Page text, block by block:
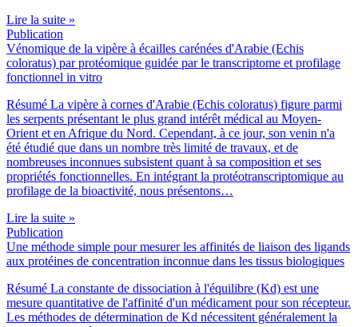
Lire la suite »
Publication
Vénomique de la vipère à écailles carénées d'Arabie (Echis
coloratus) par protéomique guidée par le transcriptome et profilage
fonctionnel in vitro
Résumé La vipère à cornes d'Arabie (Echis coloratus) figure parmi
les serpents présentant le plus grand intérêt médical au Moyen-
Orient et en Afrique du Nord. Cependant, à ce jour, son venin n'a
été étudié que dans un nombre très limité de travaux, et de
nombreuses inconnues subsistent quant à sa composition et ses
propriétés fonctionnelles. En intégrant la protéotranscriptomique au
profilage de la bioactivité, nous présentons…
Lire la suite »
Publication
Une méthode simple pour mesurer les affinités de liaison des ligands
aux protéines de concentration inconnue dans les tissus biologiques
Résumé La constante de dissociation à l'équilibre (Kd) est une
mesure quantitative de l'affinité d'un médicament pour son récepteur.
Les méthodes de détermination de Kd nécessitent généralement la